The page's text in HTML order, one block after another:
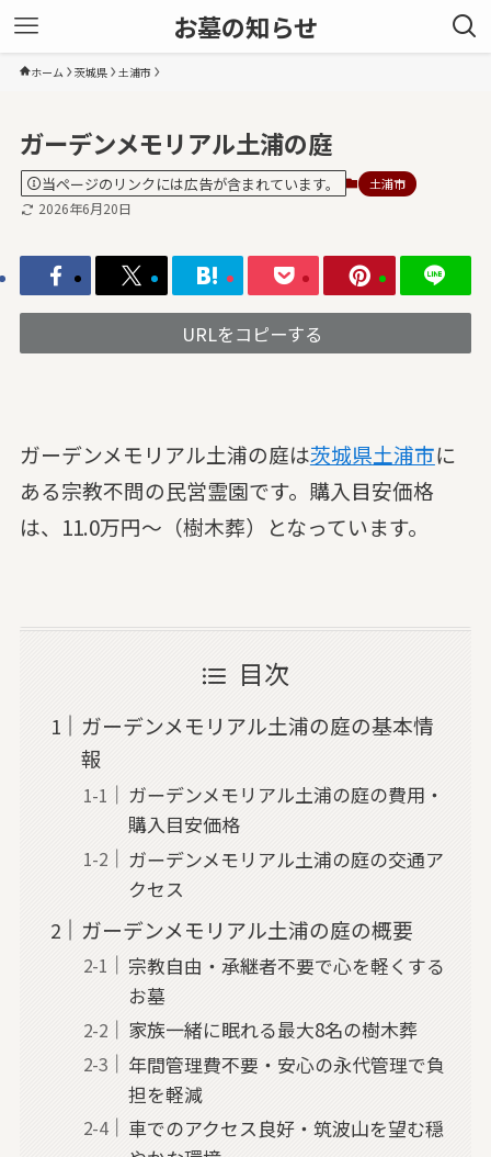
お墓の知らせ
ホーム 茨城県 土浦市
ガーデンメモリアル土浦の庭
当ページのリンクには広告が含まれています。 土浦市
2026年6月20日
URLをコピーする
ガーデンメモリアル土浦の庭は茨城県土浦市に
ある宗教不問の民営霊園です。購入目安価格
は、11.0万円～（樹木葬）となっています。
目次
ガーデンメモリアル土浦の庭の基本情
報
ガーデンメモリアル土浦の庭の費用・
購入目安価格
ガーデンメモリアル土浦の庭の交通ア
クセス
ガーデンメモリアル土浦の庭の概要
宗教自由・承継者不要で心を軽くする
お墓
家族一緒に眠れる最大8名の樹木葬
年間管理費不要・安心の永代管理で負
担を軽減
車でのアクセス良好・筑波山を望む穏